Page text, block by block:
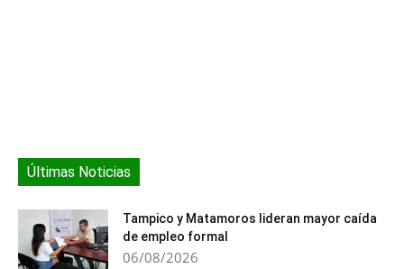
Últimas Noticias
Tampico y Matamoros lideran mayor caída
de empleo formal
06/08/2026